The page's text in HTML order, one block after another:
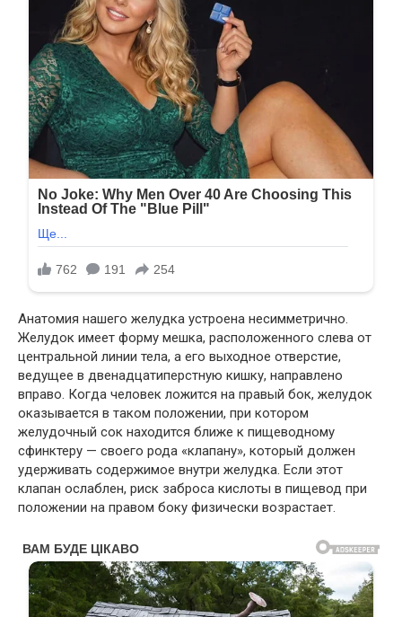
Анатомия нашего желудка устроена несимметрично.
Желудок имеет форму мешка, расположенного слева от
центральной линии тела, а его выходное отверстие,
ведущее в двенадцатиперстную кишку, направлено
вправо. Когда человек ложится на правый бок, желудок
оказывается в таком положении, при котором
желудочный сок находится ближе к пищеводному
сфинктеру — своего рода «клапану», который должен
удерживать содержимое внутри желудка. Если этот
клапан ослаблен, риск заброса кислоты в пищевод при
положении на правом боку физически возрастает.